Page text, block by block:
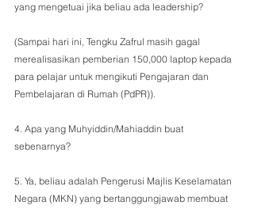
yang mengetuai jika beliau ada leadership?
(Sampai hari ini, Tengku Zafrul masih gagal
merealisasikan pemberian 150,000 laptop kepada
para pelajar untuk mengikuti Pengajaran dan
Pembelajaran di Rumah (PdPR)).
4. Apa yang Muhyiddin/Mahiaddin buat
sebenarnya?
5. Ya, beliau adalah Pengerusi Majlis Keselamatan
Negara (MKN) yang bertanggungjawab membuat